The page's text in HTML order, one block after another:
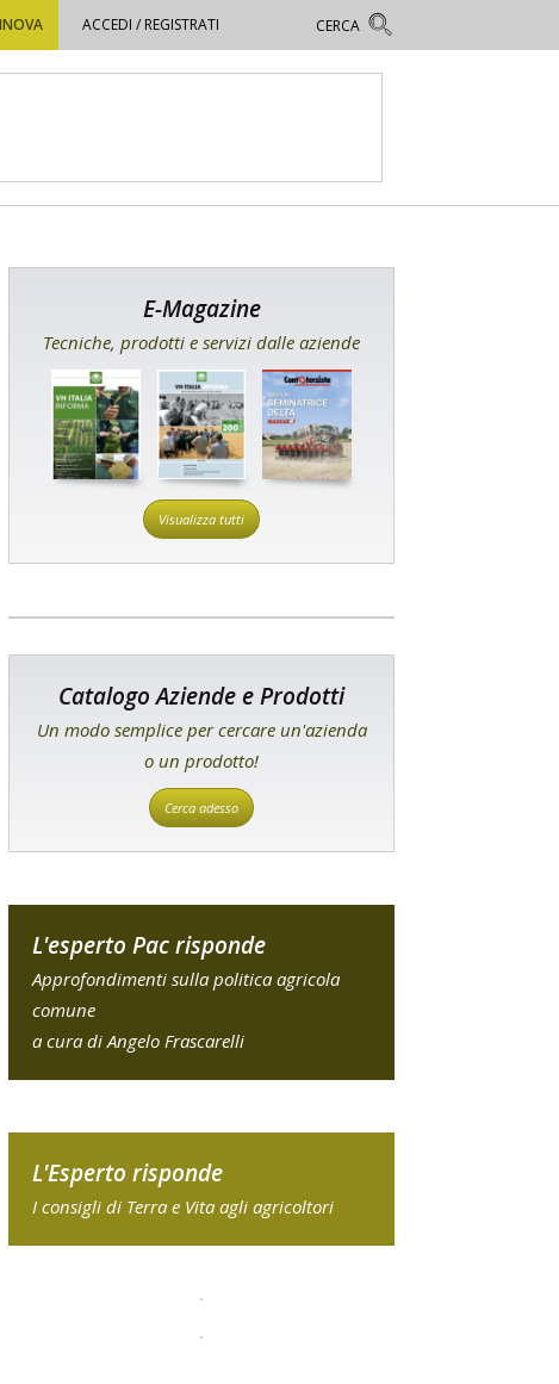
ACCEDI / REGISTRATI
E-Magazine
Tecniche, prodotti e servizi dalle aziende
Visualizza tutti
Catalogo Aziende e Prodotti
Un modo semplice per cercare un'azienda
o un prodotto!
Cerca adesso
L'esperto Pac risponde
Approfondimenti sulla politica agricola
comune
a cura di Angelo Frascarelli
L'Esperto risponde
I consigli di Terra e Vita agli agricoltori